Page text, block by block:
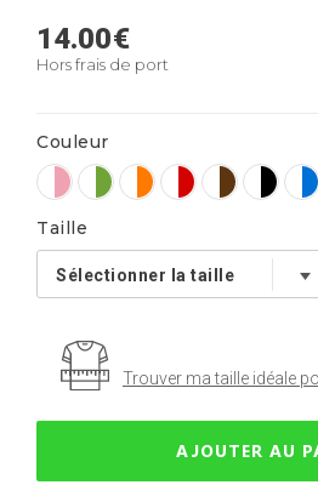
14.00€
Hors frais de port
Couleur
Taille
Trouver ma taille idéale
AJOUTER AU